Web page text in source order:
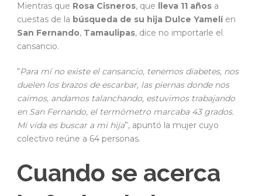
Mientras que Rosa Cisneros, que lleva 11 años a
cuestas de la búsqueda de su hija Dulce Yamelíen
San Fernando, Tamaulipas, dice no importarle el
cansancio.
“Para mí no existe el cansancio, tenemos diabetes, nos
duelen los brazos de escarbar, las piernas donde nos
caímos, andamos talanchando, estuvimos trabajando
en San Fernando, el termómetro marcaba 43 grados.
Mi vida es buscar a mi hija”, apuntó la mujer cuyo
colectivo reúne a 64 personas.
Cuando se acerca